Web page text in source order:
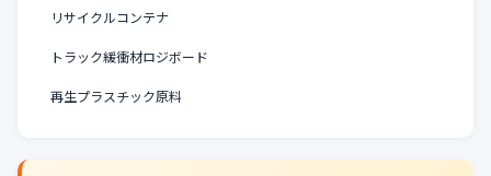
リサイクルコンテナ
トラック緩衝材ロジボード
再生プラスチック原料